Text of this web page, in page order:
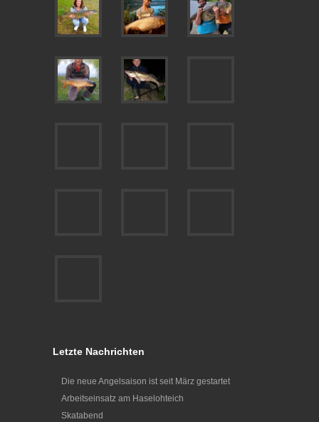
Letzte Nachrichten
Die neue Angelsaison ist seit März gestartet
Arbeitseinsatz am Haselohteich
Skatabend